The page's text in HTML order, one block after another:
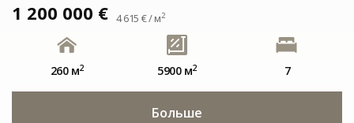
1 200 000 € 4 615 € / м2
260 м2 5900 м2 7
Больше